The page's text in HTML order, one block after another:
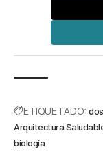
ETIQUETADO:
Arquitectura
biología